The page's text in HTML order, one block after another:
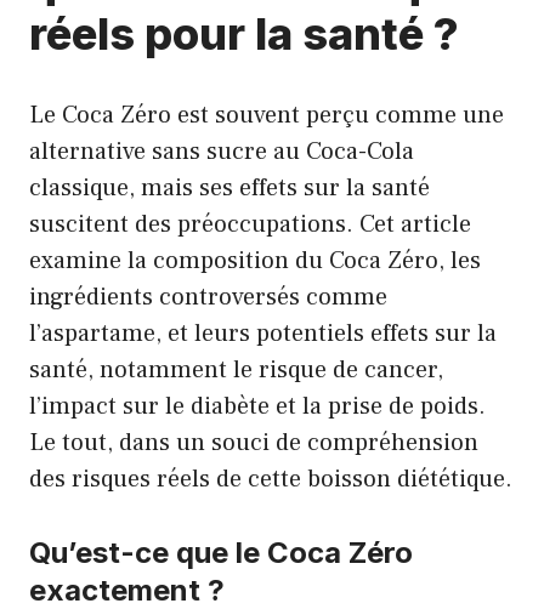
réels pour la santé ?
Le Coca Zéro est souvent perçu comme une
alternative sans sucre au Coca-Cola
classique, mais ses effets sur la santé
suscitent des préoccupations. Cet article
examine la composition du Coca Zéro, les
ingrédients controversés comme
l’aspartame, et leurs potentiels effets sur la
santé, notamment le risque de cancer,
l’impact sur le diabète et la prise de poids.
Le tout, dans un souci de compréhension
des risques réels de cette boisson diététique.
Qu’est-ce que le Coca Zéro
exactement ?